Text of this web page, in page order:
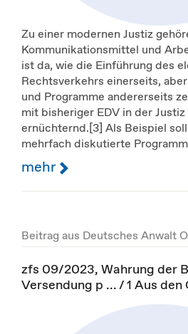
Zu einer modernen Justiz
Kommunikationsmittel und
ist da, wie die Einführung des
Rechtsverkehrs einerseits,
und Programme andererseits
mit bisheriger EDV in der
ernüchternd.[3] Als Beispiel
mehrfach diskutierte
mehr
Beitrag aus Deutsches Anwalt
zfs 09/2023, Wahrung der
Versendung p ... / 1 Aus den